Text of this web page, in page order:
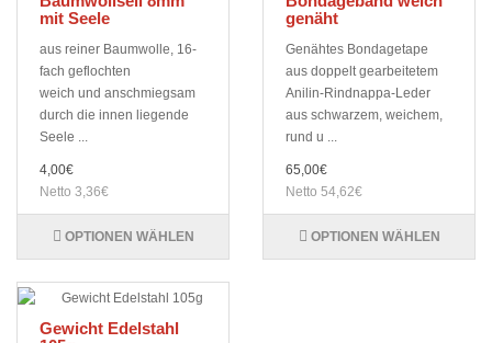
mit Seele
aus reiner Baumwolle, 16-
fach geflochten
weich und anschmiegsam
durch die innen liegende
Seele ...
4,00€
Netto 3,36€
OPTIONEN WÄHLEN
genäht
Genähtes Bondagetape
aus doppelt gearbeitetem
Anilin-Rindnappa-Leder
aus schwarzem, weichem,
rund u ...
65,00€
Netto 54,62€
OPTIONEN WÄHLEN
Gewicht Edelstahl